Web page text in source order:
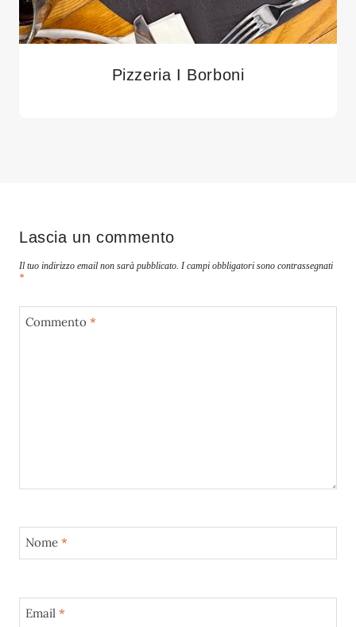
Pizzeria I Borboni
Lascia un commento
Il tuo indirizzo email non sarà pubblicato. I campi obbligatori sono contrassegnati
*
Commento *
Nome *
Email *